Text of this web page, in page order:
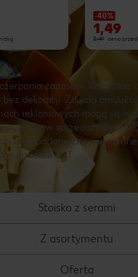
-40%
1,49
2,49 cena
zapasów. Wszystkie
bez dekoracji. Zdjęcia
reklamowych mogą się
się w sprzedaży.
podane ceny wyrażone
podatek VAT.
Stoisko z serami
Z asortymentu
Oferta